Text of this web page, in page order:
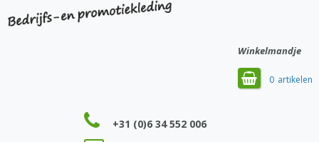
Winkelmandje
0
+31 (0)6 34 552 006